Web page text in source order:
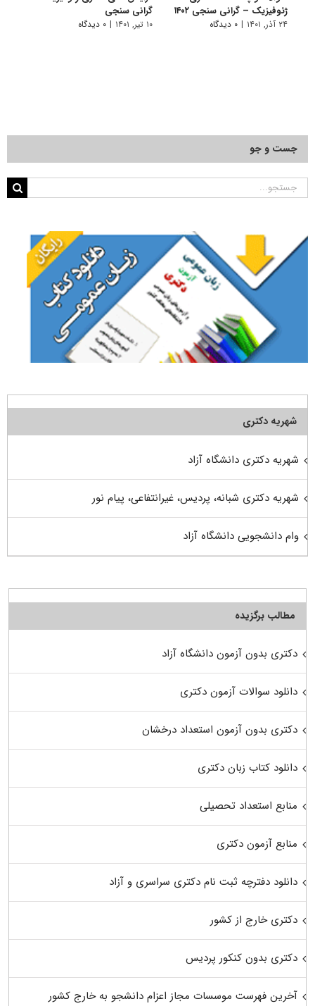
ژئوفیزیک – گرانی سنجی ۱۴۰۲
۲۴ آذر, ۱۴۰۱ | ۰ دیدگاه
گرانی سنجی
۱۰ تیر, ۱۴۰۱ | ۰ دیدگاه
جست و جو
جستجو
شهریه دکتری
شهریه دکتری دانشگاه آزاد
شهریه دکتری شبانه، پردیس، غیرانتفاعی، پیام نور
وام دانشجویی دانشگاه آزاد
مطالب برگزیده
دکتری بدون آزمون دانشگاه آزاد
دانلود سوالات آزمون دکتری
دکتری بدون آزمون استعداد درخشان
دانلود کتاب زبان دکتری
منابع استعداد تحصیلی
منابع آزمون دکتری
دانلود دفترچه ثبت نام دکتری سراسری و آزاد
دکتری خارج از کشور
دکتری بدون کنکور پردیس
آخرین فهرست موسسات مجاز اعزام دانشجو به خارج کشور